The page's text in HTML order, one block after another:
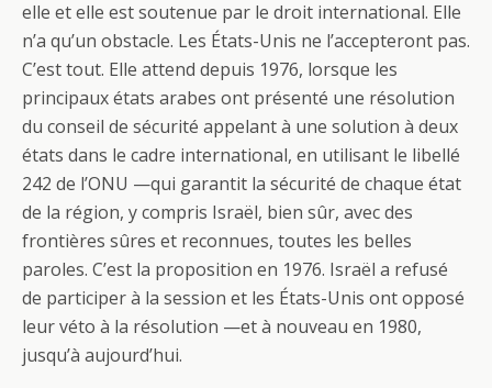
elle et elle est soutenue par le droit international. Elle
n’a qu’un obstacle. Les États-Unis ne l’accepteront pas.
C’est tout. Elle attend depuis 1976, lorsque les
principaux états arabes ont présenté une résolution
du conseil de sécurité appelant à une solution à deux
états dans le cadre international, en utilisant le libellé
242 de l’ONU —qui garantit la sécurité de chaque état
de la région, y compris Israël, bien sûr, avec des
frontières sûres et reconnues, toutes les belles
paroles. C’est la proposition en 1976. Israël a refusé
de participer à la session et les États-Unis ont opposé
leur véto à la résolution —et à nouveau en 1980,
jusqu’à aujourd’hui.